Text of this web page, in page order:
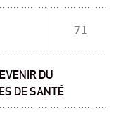
71
DU
DE SANTÉ